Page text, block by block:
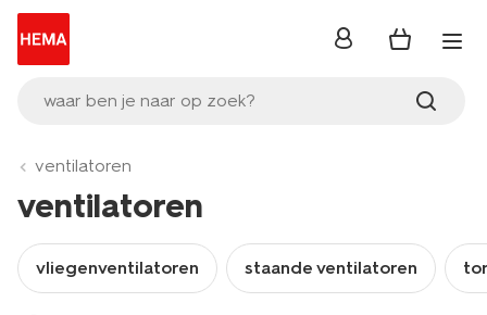
waar ben je naar op zoek?
inloggen
ventilatoren
ventilatoren
vliegenventilatoren staande ventilatoren